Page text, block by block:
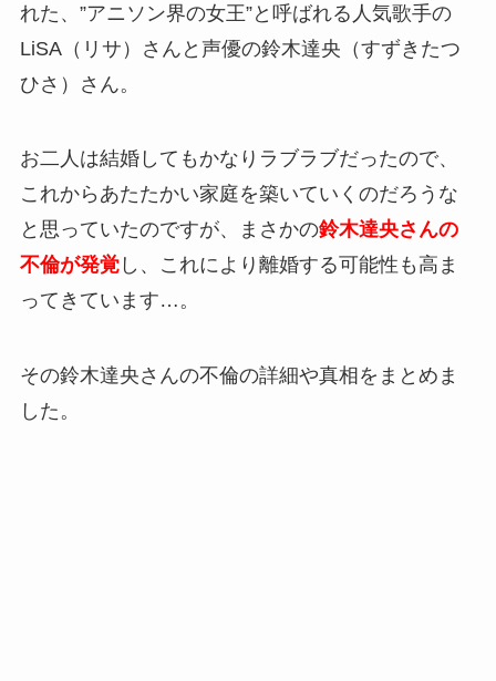
れた、”アニソン界の女王”と呼ばれる人気歌手の
LiSA（リサ）さんと声優の鈴木達央（すずきたつ
ひさ）さん。
お二人は結婚してもかなりラブラブだったので、
これからあたたかい家庭を築いていくのだろうな
と思っていたのですが、まさかの鈴木達央さんの
不倫が発覚し、これにより離婚する可能性も高ま
ってきています…。
その鈴木達央さんの不倫の詳細や真相をまとめま
した。